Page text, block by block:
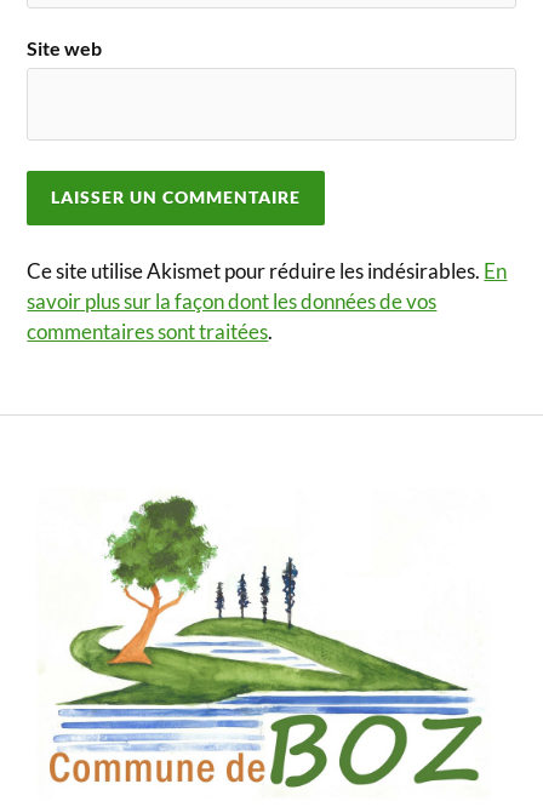
Site web
Ce site utilise Akismet pour réduire les indésirables. En
savoir plus sur la façon dont les données de vos
commentaires sont traitées.